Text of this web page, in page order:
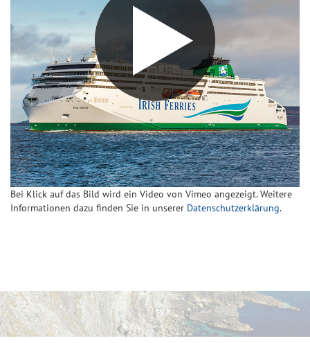
Bei Klick auf das Bild wird ein Video von Vimeo angezeigt. Weitere
Informationen dazu finden Sie in unserer Datenschutzerklärung.